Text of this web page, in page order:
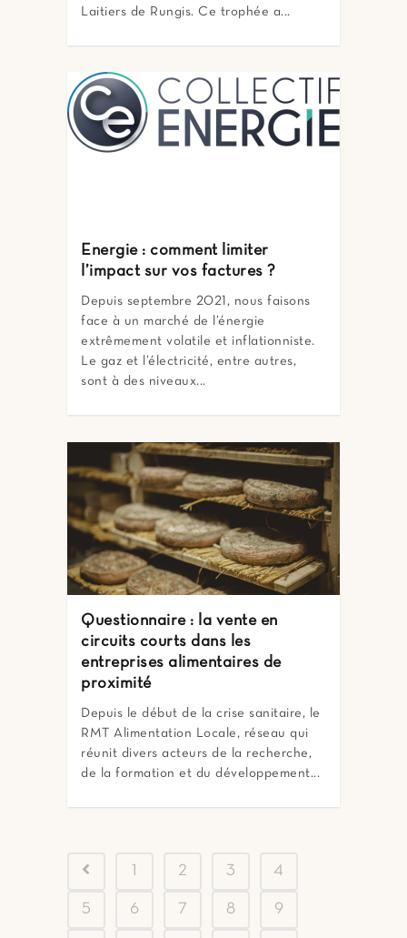
Laitiers de Rungis. Ce trophée a...
Energie : comment limiter
l’impact sur vos factures ?
Depuis septembre 2021, nous faisons
face à un marché de l’énergie
extrêmement volatile et inflationniste.
Le gaz et l’électricité, entre autres,
sont à des niveaux...
Questionnaire : la vente en
circuits courts dans les
entreprises alimentaires de
proximité
Depuis le début de la crise sanitaire, le
RMT Alimentation Locale, réseau qui
réunit divers acteurs de la recherche,
de la formation et du développement...
2 3 4
5 6 7 8 9